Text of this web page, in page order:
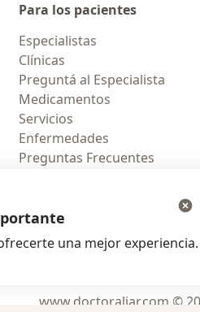
Para los pacientes
Especialistas
Clínicas
Preguntá al Especialista
Medicamentos
Servicios
Enfermedades
Preguntas Frecuentes
se abre en una nueva
se abre en una
www.doctoraliar.com ©
una mejor experiencia.